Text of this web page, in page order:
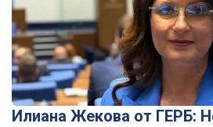
Илиана Жекова от ГЕРБ: